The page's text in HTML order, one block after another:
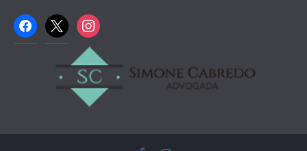
facebook
x instagram